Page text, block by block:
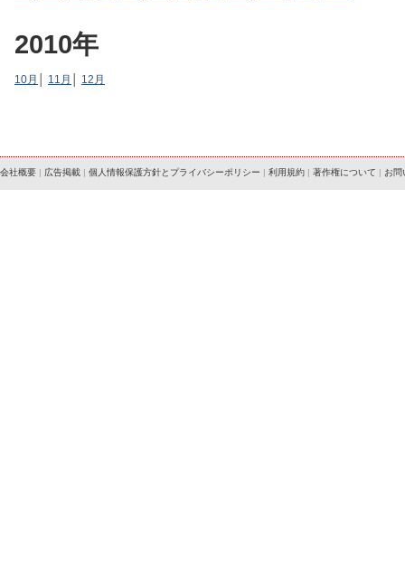
2010年
10月 11月 12月
会社概要 | 広告掲載 | 個人情報保護方針とプライバシーポリシー | 利用規約 | 著作権について | お問